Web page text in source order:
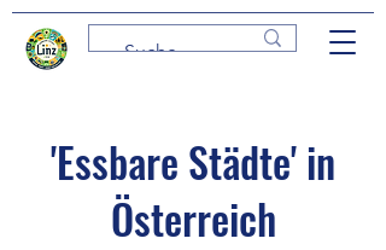
'Essbare Städte' in
Österreich